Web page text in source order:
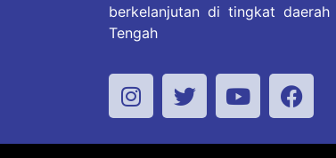
berkelanjutan di tingkat daerah
Tengah